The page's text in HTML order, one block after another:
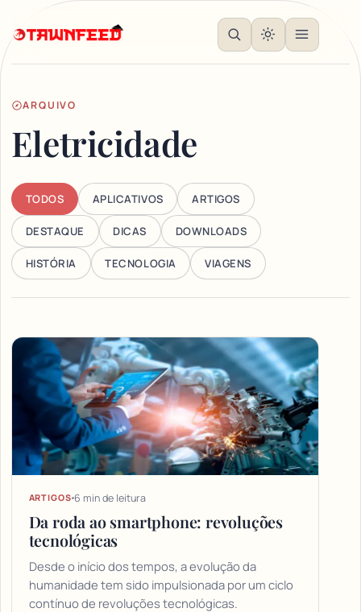
ARQUIVO
Eletricidade
TODOS APLICATIVOS ARTIGOS
DESTAQUE DICAS DOWNLOADS
HISTÓRIA TECNOLOGIA VIAGENS
Articles
ARTIGOS 6 min de leitura
Da roda ao smartphone: revoluções
tecnológicas
Desde o início dos tempos, a evolução da
humanidade tem sido impulsionada por um ciclo
contínuo de revoluções tecnológicas.